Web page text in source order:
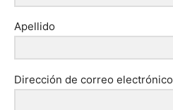
Apellido
Dirección de correo electrónico